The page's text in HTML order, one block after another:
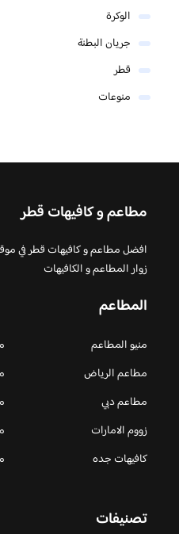
الوكرة
جريان البطنة
قطر
منوعات
مطاعم و كافيهات قطر
افضل مطاعم و كافيهات قطر في
زوار المطاعم و الكافيهات
المطاعم
منيو المطاعم
مطاعم الرياض
مطاعم دبي
زووم الامارات
كافيهات جده
تصنيفات